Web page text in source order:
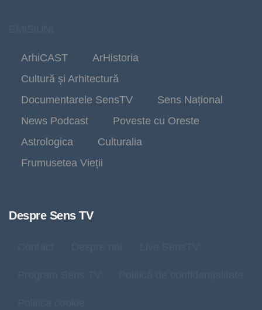
ArhiCAST
ArHistoria
Cultură și Arhitectură
Documentarele SensTV
Sens Național
News Podcast
Poveste cu Oreste
Astrologica
Culturalia
Frumusetea Vieții
Despre Sens TV